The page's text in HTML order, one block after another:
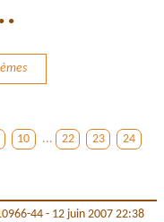
10 ... 22 23
24
44- 12 juin 2007 22:38